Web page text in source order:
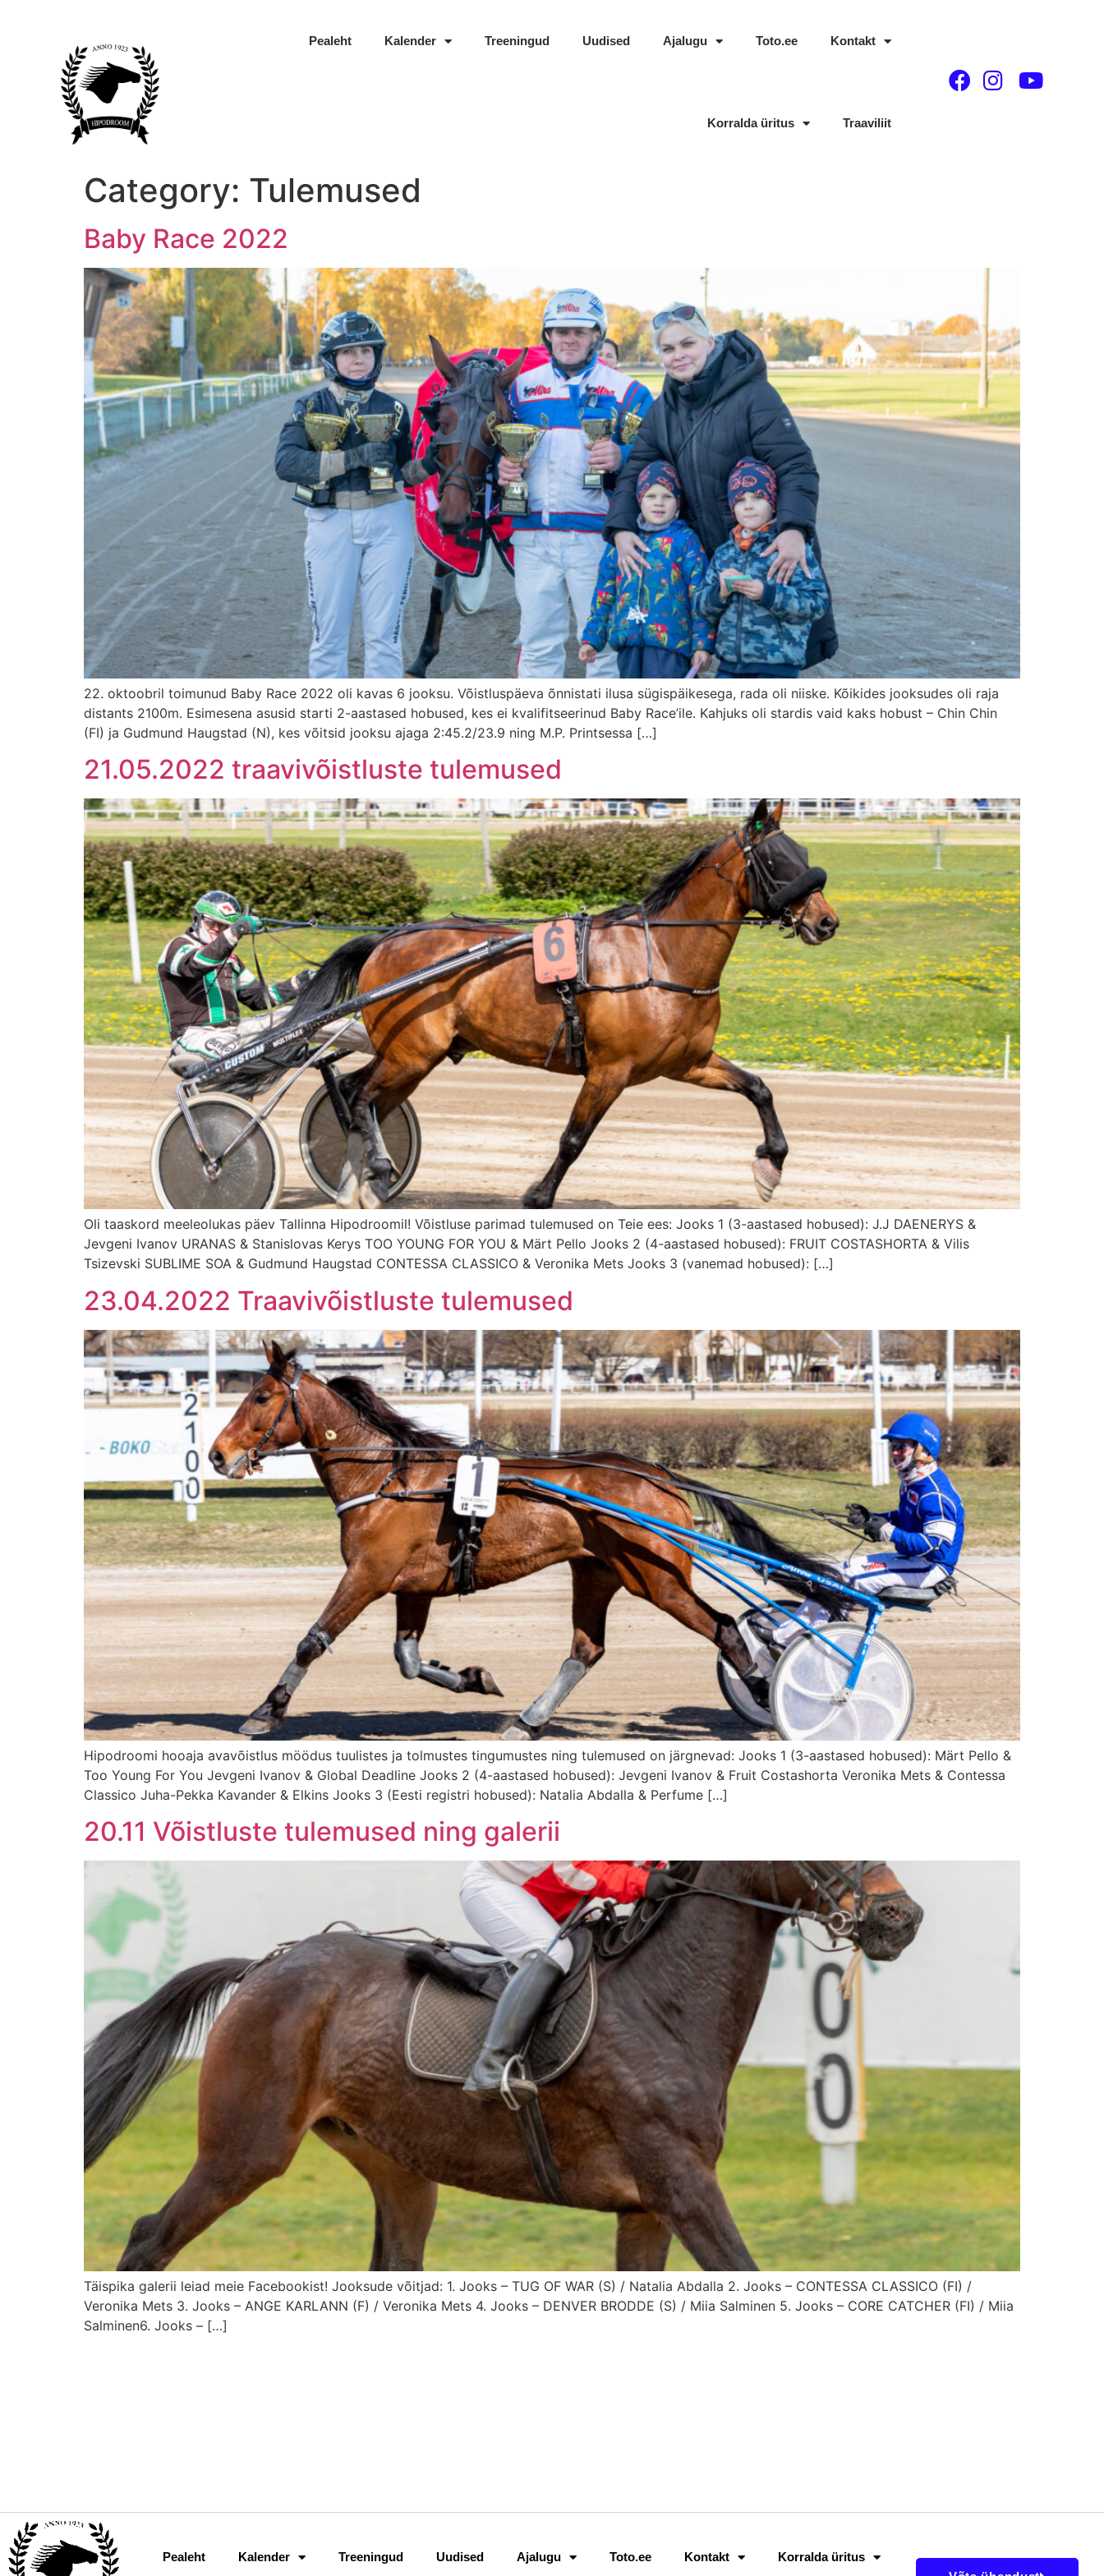
Pealeht Kalender Treeningud Uudised Ajalugu Toto.ee Kontakt
Korralda üritus Traaviliit
Category: Tulemused
Baby Race 2022
22. oktoobril toimunud Baby Race 2022 oli kavas 6 jooksu. Võistluspäeva õnnistati ilusa sügispäikesega, rada oli niiske. Kõikides jooksudes oli raja
distants 2100m. Esimesena asusid starti 2-aastased hobused, kes ei kvalifitseerinud Baby Race’ile. Kahjuks oli stardis vaid kaks hobust – Chin Chin
(FI) ja Gudmund Haugstad (N), kes võitsid jooksu ajaga 2:45.2/23.9 ning M.P. Printsessa […]
21.05.2022 traavivõistluste tulemused
Oli taaskord meeleolukas päev Tallinna Hipodroomil! Võistluse parimad tulemused on Teie ees: Jooks 1 (3-aastased hobused): J.J DAENERYS &
Jevgeni Ivanov URANAS & Stanislovas Kerys TOO YOUNG FOR YOU & Märt Pello Jooks 2 (4-aastased hobused): FRUIT COSTASHORTA & Vilis
Tsizevski SUBLIME SOA & Gudmund Haugstad CONTESSA CLASSICO & Veronika Mets Jooks 3 (vanemad hobused): […]
23.04.2022 Traavivõistluste tulemused
Hipodroomi hooaja avavõistlus möödus tuulistes ja tolmustes tingumustes ning tulemused on järgnevad: Jooks 1 (3-aastased hobused): Märt Pello &
Too Young For You Jevgeni Ivanov & Global Deadline Jooks 2 (4-aastased hobused): Jevgeni Ivanov & Fruit Costashorta Veronika Mets & Contessa
Classico Juha-Pekka Kavander & Elkins Jooks 3 (Eesti registri hobused): Natalia Abdalla & Perfume […]
20.11 Võistluste tulemused ning galerii
Täispika galerii leiad meie Facebookist! Jooksude võitjad: 1. Jooks – TUG OF WAR (S) / Natalia Abdalla 2. Jooks – CONTESSA CLASSICO (FI) /
Veronika Mets 3. Jooks – ANGE KARLANN (F) / Veronika Mets 4. Jooks – DENVER BRODDE (S) / Miia Salminen 5. Jooks – CORE CATCHER (FI) / Miia
Salminen6. Jooks – […]
Pealeht Kalender Treeningud Uudised Ajalugu Toto.ee Kontakt
Korralda üritus